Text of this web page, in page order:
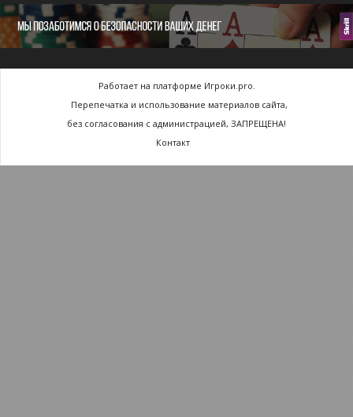
Работает на платформе Игроки.pro.
Перепечатка и использование материалов сайта,
без согласования с администрацией, ЗАПРЕЩЕНА!
Контакт